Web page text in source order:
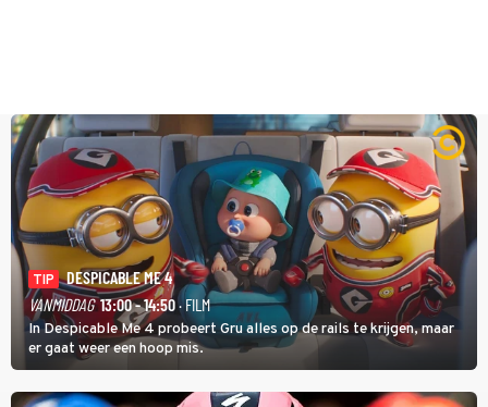
TIP
DESPICABLE ME 4
VANMIDDAG 13:00 - 14:50· FILM
In Despicable Me 4 probeert Gru alles op de rails te krijgen, maar
er gaat weer een hoop mis.